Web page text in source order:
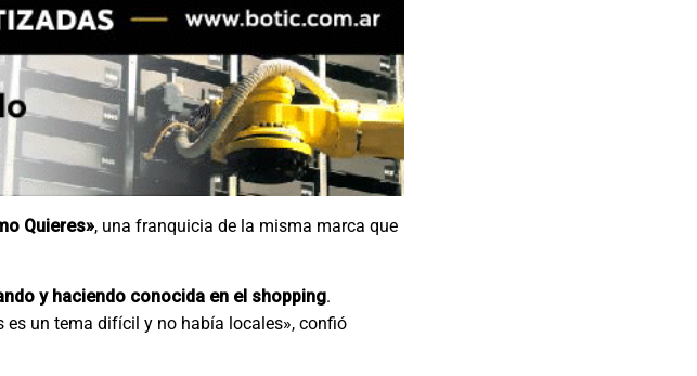
Quieres», una franquicia de la misma marca que
y haciendo conocida en el shopping.
es un tema difícil y no había locales», confió